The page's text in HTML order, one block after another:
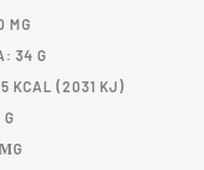
MG
34 G
KCAL (2031 KJ)